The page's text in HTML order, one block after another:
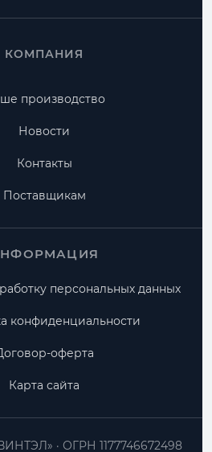
КОМПАНИЯ
производство
Новости
Контакты
Поставщикам
персональных данных
конфиденциальности
оферта
Карта сайта
ОГРН 1177746672498